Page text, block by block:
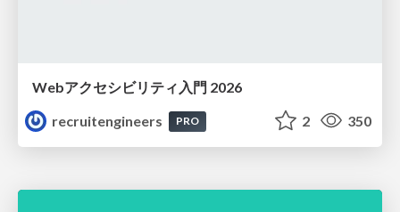
Webアクセシビリティ入門 2026
recruitengineers
PRO 2 350